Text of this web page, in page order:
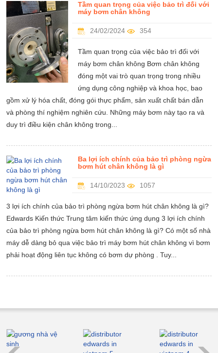
Tầm quan trọng của việc bảo trì đối với
máy bơm chân không
24/02/2024 354
Tầm quan trọng của việc bảo trì đối với
máy bơm chân không Bơm chân không
đóng một vai trò quan trọng trong nhiều
ứng dụng công nghiệp và khoa học, bao
gồm xử lý hóa chất, đóng gói thực phẩm, sản xuất chất bán dẫn
và phòng thí nghiệm nghiên cứu. Những máy bơm này tạo ra và
duy trì điều kiện chân không trong...
Ba lợi ích chính của bảo trì phòng ngừa
bơm hút chân không là gì
14/10/2023 1057
3 lợi ích chính của bảo trì phòng ngừa bơm hút chân không là gì?
Edwards Kiến thức Trung tâm kiến thức ứng dụng 3 lợi ích chính
của bảo trì phòng ngừa bơm hút chân không là gì? Có một số nhà
máy dễ dàng bỏ qua việc bảo trì máy bơm hút chân không vì bơm
phải hoạt động liên tục không có bơm dự phòng . Tuy...